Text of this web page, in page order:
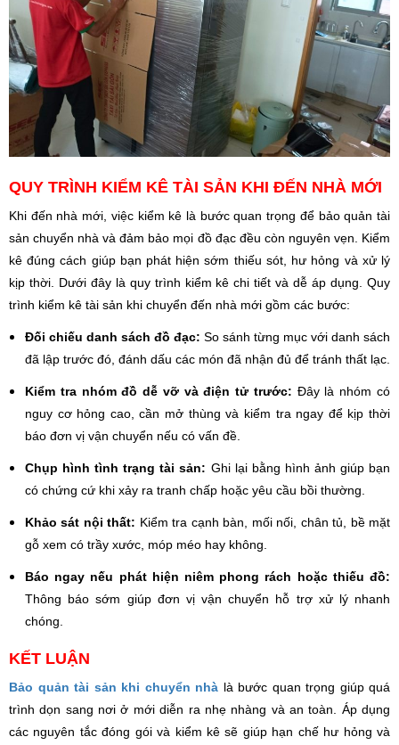
QUY TRÌNH KIỂM KÊ TÀI SẢN KHI ĐẾN NHÀ MỚI
Khi đến nhà mới, việc kiểm kê là bước quan trọng để bảo quản tài
sản chuyển nhà và đảm bảo mọi đồ đạc đều còn nguyên vẹn. Kiểm
kê đúng cách giúp bạn phát hiện sớm thiếu sót, hư hỏng và xử lý
kịp thời. Dưới đây là quy trình kiểm kê chi tiết và dễ áp dụng. Quy
trình kiểm kê tài sản khi chuyển đến nhà mới gồm các bước:
Đối chiếu danh sách đồ đạc: So sánh từng mục với danh sách
đã lập trước đó, đánh dấu các món đã nhận đủ để tránh thất lạc.
Kiểm tra nhóm đồ dễ vỡ và điện tử trước: Đây là nhóm có
nguy cơ hỏng cao, cần mở thùng và kiểm tra ngay để kịp thời
báo đơn vị vận chuyển nếu có vấn đề.
Chụp hình tình trạng tài sản: Ghi lại bằng hình ảnh giúp bạn
có chứng cứ khi xảy ra tranh chấp hoặc yêu cầu bồi thường.
Khảo sát nội thất: Kiểm tra cạnh bàn, mối nối, chân tủ, bề mặt
gỗ xem có trầy xước, móp méo hay không.
Báo ngay nếu phát hiện niêm phong rách hoặc thiếu đồ:
Thông báo sớm giúp đơn vị vận chuyển hỗ trợ xử lý nhanh
chóng.
KẾT LUẬN
Bảo quản tài sản khi chuyển nhà là bước quan trọng giúp quá
trình dọn sang nơi ở mới diễn ra nhẹ nhàng và an toàn. Áp dụng
các nguyên tắc đóng gói và kiểm kê sẽ giúp hạn chế hư hỏng và